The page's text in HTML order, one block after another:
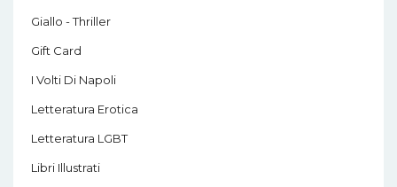
Giallo - Thriller
Gift Card
I Volti Di Napoli
Letteratura Erotica
Letteratura LGBT
Libri Illustrati